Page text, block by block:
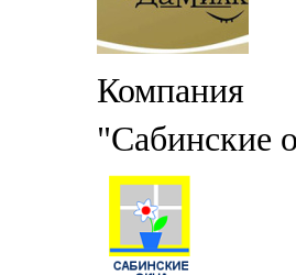
Компания
"Сабинские